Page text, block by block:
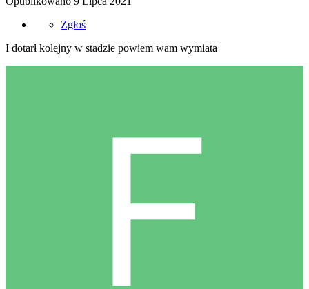
Zgłoś
I dotarł kolejny w stadzie powiem wam wymiata